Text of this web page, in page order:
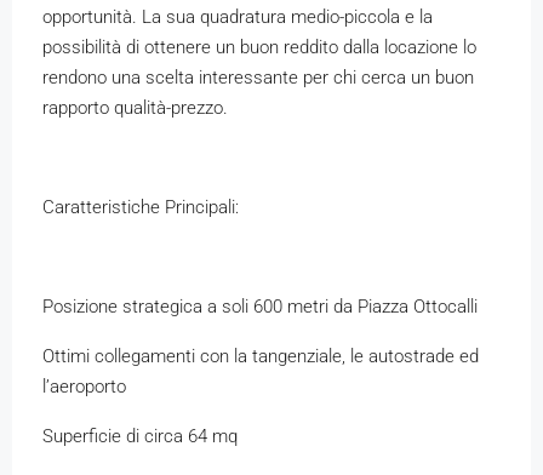
opportunità. La sua quadratura medio-piccola e la
possibilità di ottenere un buon reddito dalla locazione lo
rendono una scelta interessante per chi cerca un buon
rapporto qualità-prezzo.
Caratteristiche Principali:
Posizione strategica a soli 600 metri da Piazza Ottocalli
Ottimi collegamenti con la tangenziale, le autostrade ed
l’aeroporto
Superficie di circa 64 mq